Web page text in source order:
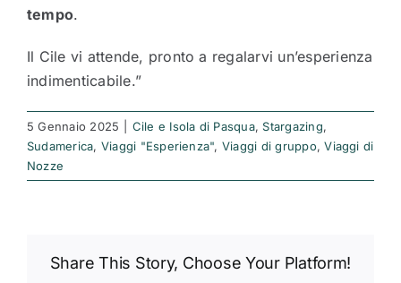
tempo.
Il Cile vi attende, pronto a regalarvi un’esperienza
indimenticabile.”
5 Gennaio 2025 Cile e Isola di Pasqua,Stargazing,
Sudamerica, Viaggi "Esperienza", Viaggi di gruppo,Viaggi di
Nozze
Share This Story, Choose Your Platform!